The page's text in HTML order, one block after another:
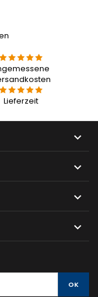
Lieferzeit



